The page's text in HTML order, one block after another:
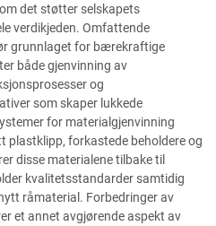
det støtter selskapets
verdikjeden. Omfattende
grunnlaget for bærekraftige
både gjenvinning av
og
som skaper lukkede
for materialgjenvinning
plastklipp, forkastede beholdere og
disse materialene tilbake til
kvalitetsstandarder samtidig
råmaterial. Forbedringer av
et annet avgjørende aspekt av